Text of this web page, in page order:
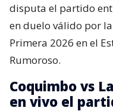
disputa el partido
en duelo válido por
Primera 2026 en el
Rumoroso.
Coquimbo vs
en vivo el